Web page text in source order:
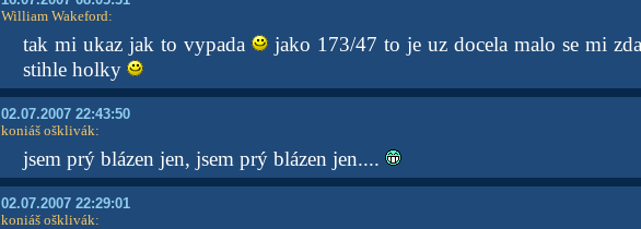
William Wakeford:
tak mi ukaz jak to vypada
jako 173/47 to je uz docela malo se mi
stihle holky
02.07.2007 22:43:50
koniáš ošklivák:
jsem prý blázen jen, jsem prý blázen jen....
02.07.2007 22:29:01
koniáš ošklivák: